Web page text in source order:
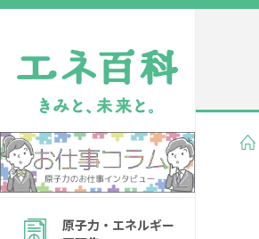
原子力・エネルギー